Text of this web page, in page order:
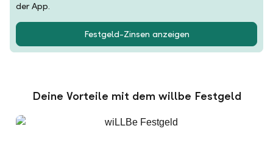
der App.
Festgeld-Zinsen anzeigen
Deine Vorteile mit dem willbe Festgeld